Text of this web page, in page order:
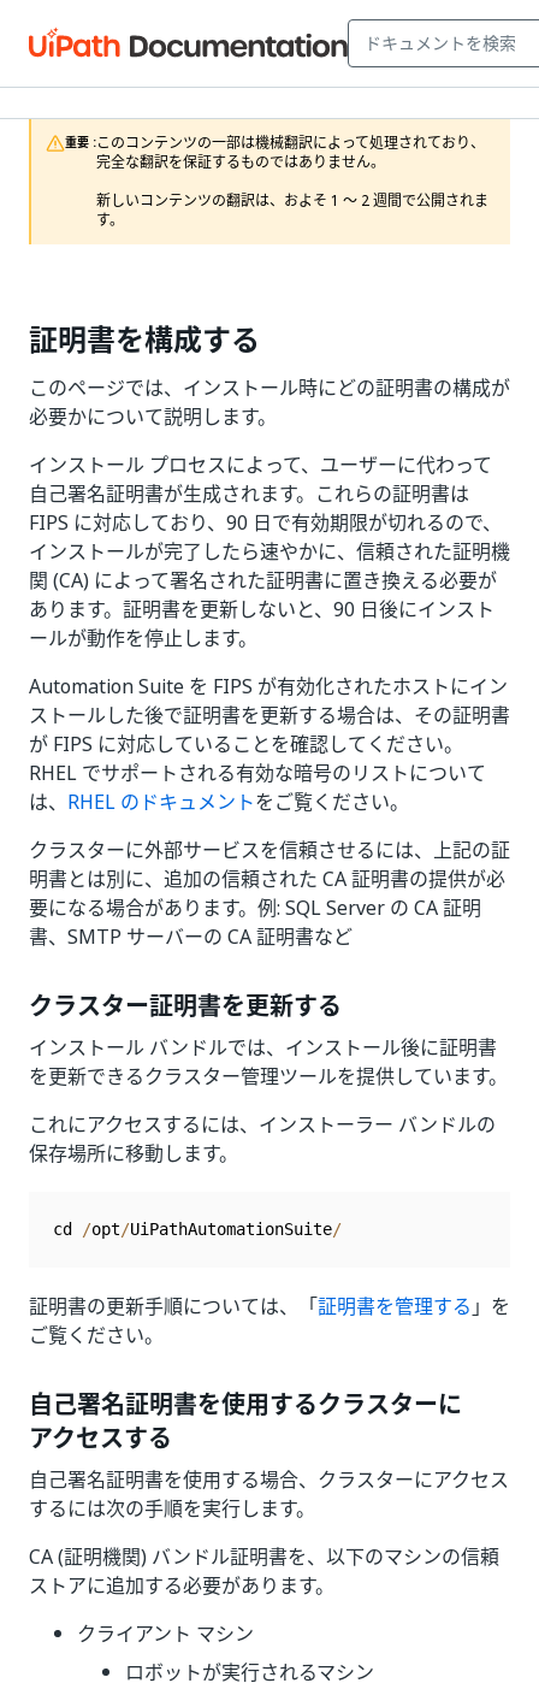
重要 :このコンテンツの一部は機械翻訳によって処理されており、
完全な翻訳を保証するものではありません。
新しいコンテンツの翻訳は、およそ 1 ～ 2 週間で公開されま
す。
証明書を構成する
このページでは、インストール時にどの証明書の構成が
必要かについて説明します。
インストール プロセスによって、ユーザーに代わって
自己署名証明書が生成されます。これらの証明書は
FIPS に対応しており、90 日で有効期限が切れるので、
インストールが完了したら速やかに、信頼された証明機
関 (CA) によって署名された証明書に置き換える必要が
あります。証明書を更新しないと、90 日後にインスト
ールが動作を停止します。
Automation Suite を FIPS が有効化されたホストにイン
ストールした後で証明書を更新する場合は、その証明書
が FIPS に対応していることを確認してください。
RHEL でサポートされる有効な暗号のリストについて
は、 RHEL のドキュメントをご覧ください。
クラスターに外部サービスを信頼させるには、上記の証
明書とは別に、追加の信頼された CA 証明書の提供が必
要になる場合があります。例: SQL Server の CA 証明
書、SMTP サーバーの CA 証明書など
クラスター証明書を更新する
インストール バンドルでは、インストール後に証明書
を更新できるクラスター管理ツールを提供しています。
これにアクセスするには、インストーラー バンドルの
保存場所に移動します。
cd /opt/UiPathAutomationSuite/
証明書の更新手順については、「証明書を管理する 」を
ご覧ください。
自己署名証明書を使用するクラスターに
アクセスする
自己署名証明書を使用する場合、クラスターにアクセス
するには次の手順を実行します。
CA (証明機関) バンドル証明書を、以下のマシンの信頼
ストアに追加する必要があります。
クライアント マシン
ロボットが実行されるマシン